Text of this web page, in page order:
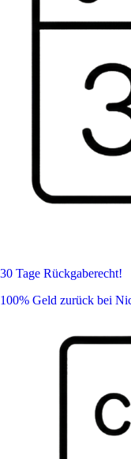
30 Tage Rückgaberecht!
100% Geld zurück bei